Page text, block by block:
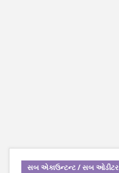
સબ એકાઉન્ટન્ટ / સબ ઓડીટર